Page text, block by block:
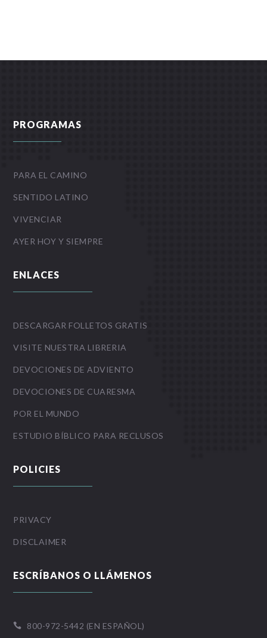
PROGRAMAS
PARA EL CAMINO
SENTIDO LATINO
VIVENCIAR
AYER HOY Y SIEMPRE
ENLACES
DESCARGAR FOLLETOS GRATIS
VISITE NUESTRA LIBRERIA
DEVOCIONES DE ADVIENTO
DEVOCIONES DE CUARESMA
POR EL MUNDO
ESTUDIO BÍBLICO PARA RECLUSOS
POLICIES
PRIVACY
DISCLAIMER
ESCRÍBANOS O LLÁMENOS
 800-972-5442 (EN ESPAÑOL)